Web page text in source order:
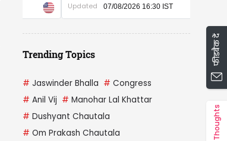
Updated 07/08/2026 16:30 IST
Trending Topics
# Jaswinder Bhalla # Congress
# Anil Vij # Manohar Lal Khattar
# Dushyant Chautala
# Om Prakash Chautala
फीडबैक दें
Thoughts